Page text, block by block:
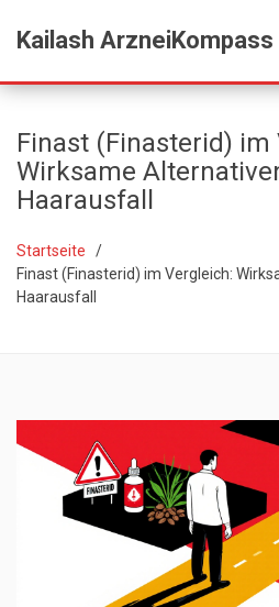
Kailash ArzneiKompass
Finast (Finasterid) im
Wirksame
Haarausfall
Startseite
Finast (Finasterid) im Vergleich:
Haarausfall